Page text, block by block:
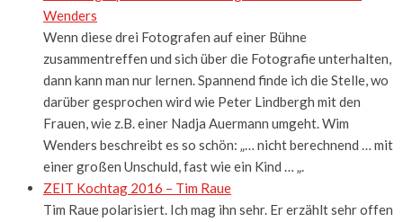
Wenders
Wenn diese drei Fotografen auf einer Bühne
zusammentreffen und sich über die Fotografie unterhalten,
dann kann man nur lernen. Spannend finde ich die Stelle, wo
darüber gesprochen wird wie Peter Lindbergh mit den
Frauen, wie z.B. einer Nadja Auermann umgeht. Wim
Wenders beschreibt es so schön: „… nicht berechnend … mit
einer großen Unschuld, fast wie ein Kind … „.
ZEIT Kochtag 2016 – Tim Raue
Tim Raue polarisiert. Ich mag ihn sehr. Er erzählt sehr offen